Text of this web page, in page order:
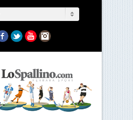
Facebook
TwitterYouTubeInstagram